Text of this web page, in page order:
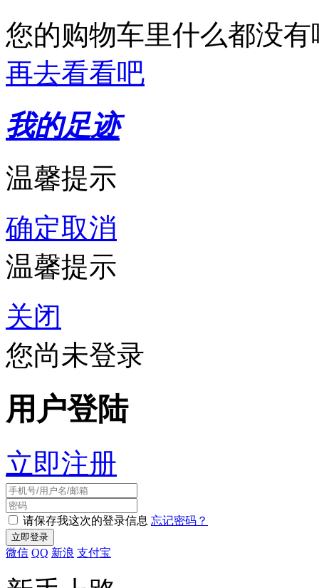
您的购物车里什么都没有
再去看看吧
我的足迹
温馨提示
确定取消
温馨提示
关闭
您尚未登录
用户登陆
立即注册
请保存我这次的登录信息 忘记密码？
微信 QQ 新浪 支付宝